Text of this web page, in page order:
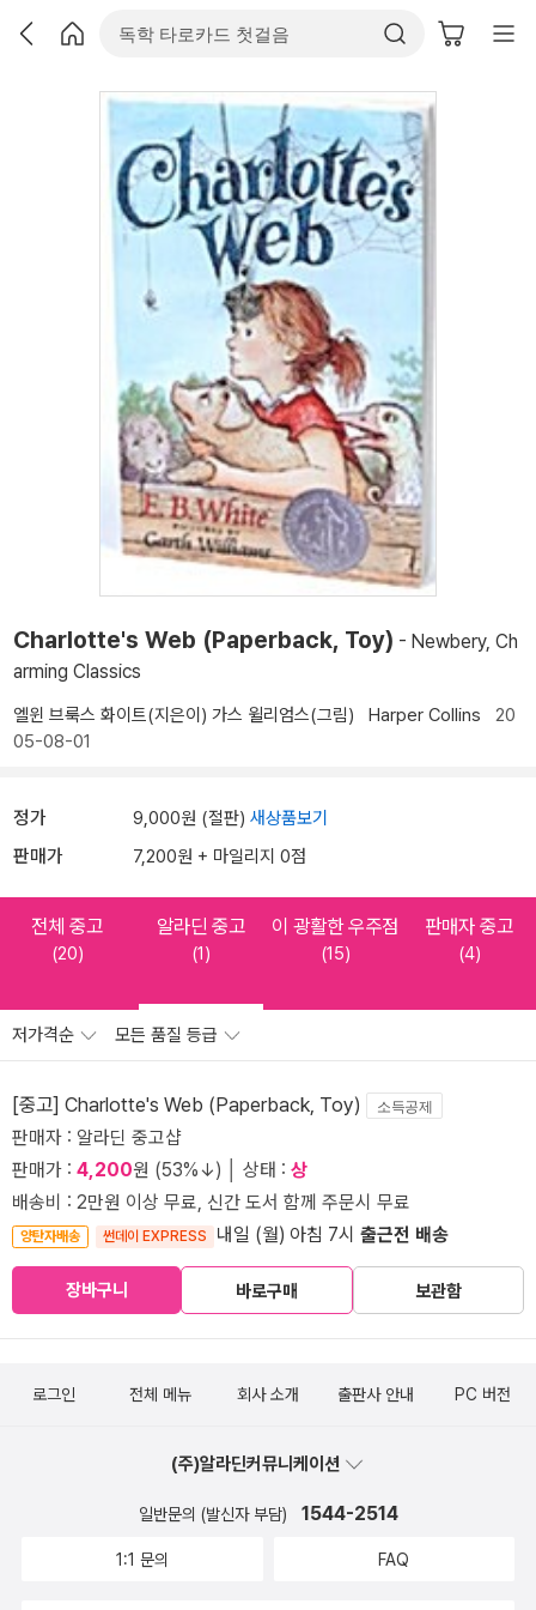
Charlotte's Web (Paperback, Toy) - Newbery, Ch
arming Classics
엘윈 브룩스 화이트(지은이) 가스 윌리엄스(그림) Harper Collins 20
05-08-01
정가 9,000원 (절판) 새상품보기
판매가 7,200원 + 마일리지 0점
전체 중고
(20)
알라딘 중고
(1)
이 광활한 우주점
(15)
판매자 중고
(4)
저가격순 모든 품질 등급
[중고] Charlotte's Web (Paperback, Toy) 소득공제
판매자 : 알라딘 중고샵
판매가 : 4,200원 (53%↓) │ 상태 : 상
배송비 : 2만원 이상 무료, 신간 도서 함께 주문시 무료
양탄자배송 썬데이 EXPRESS 내일 (월) 아침 7시 출근전 배송
장바구니 바로구매 보관함
로그인 전체 메뉴 회사 소개 출판사 안내 PC 버전
(주)알라딘커뮤니케이션
일반문의 (발신자 부담) 1544-2514
1:1 문의 FAQ